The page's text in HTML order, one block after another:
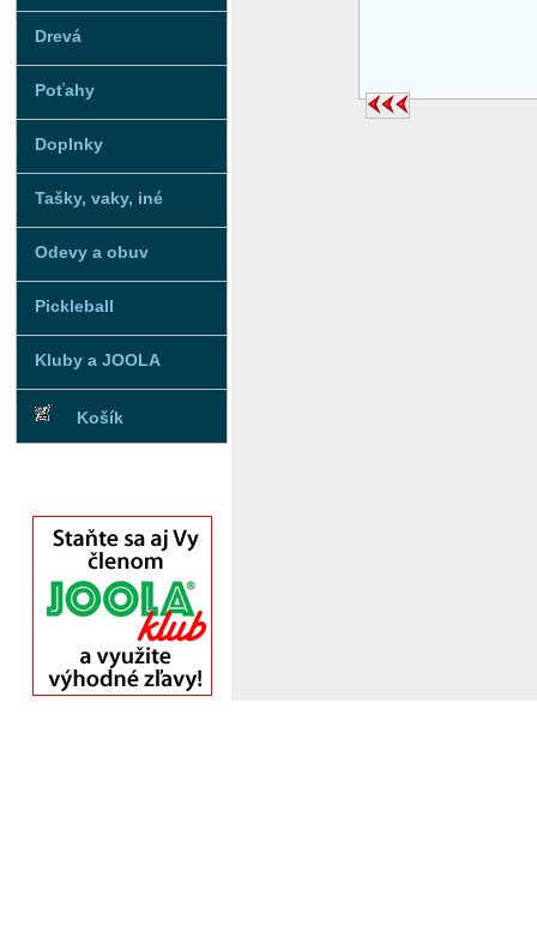
Drevá
Poťahy
Doplnky
Tašky, vaky, iné
Odevy a obuv
Pickleball
Kluby a JOOLA
Košík